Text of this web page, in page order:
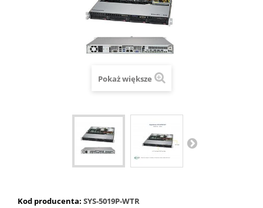
Pokaż większe
Kod producenta: SYS-5019P-WTR